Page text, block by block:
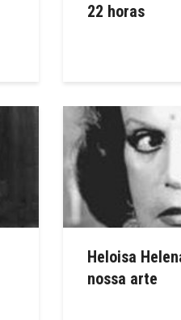
22 horas
Heloisa
nossa arte